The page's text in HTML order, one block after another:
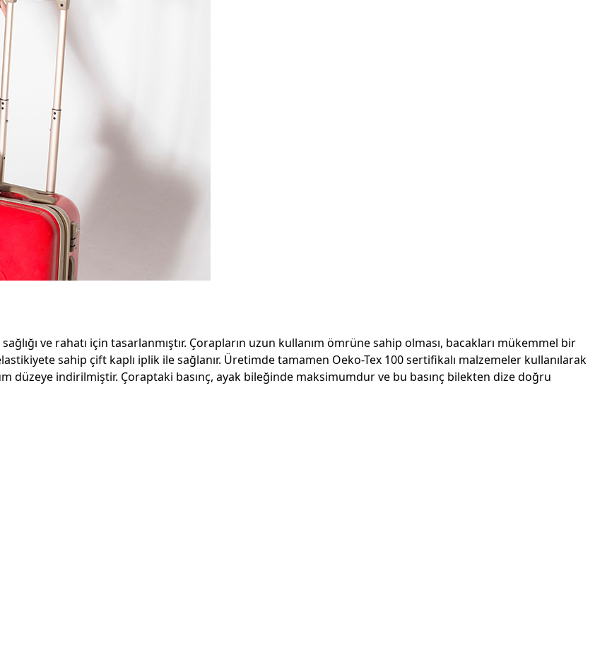
ve rahatı için tasarlanmıştır. Çorapların uzun kullanım ömrüne sahip olması, bacakları mükemmel bir
sahip çift kaplı iplik ile sağlanır. Üretimde tamamen Oeko-Tex 100 sertifikalı malzemeler kullanılarak
düzeye indirilmiştir. Çoraptaki basınç, ayak bileğinde maksimumdur ve bu basınç bilekten dize doğru